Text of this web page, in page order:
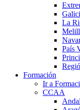
La
País
Formación
Ir a
CCAA